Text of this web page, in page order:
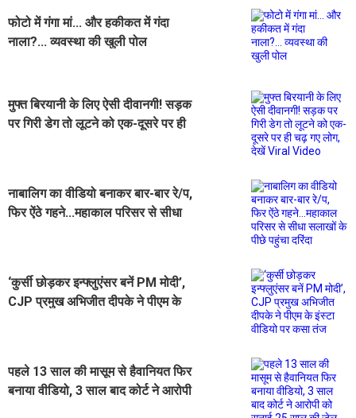
फोटो में गंगा मां... और हकीकत में गंदा
नाला?... व्यवस्था की खुली पोल
मुफ्त बिरयानी के लिए ऐसी दीवानगी! सड़क
पर गिरी डेग तो लूटने को एक-दूसरे पर ही
नाबालिग का वीडियो बनाकर बार-बार रे/प,
फिर ऐंठे गहने...महाकाल परिसर से सीधा
‘कुर्सी छोड़कर इन्फ्लुएंसर बनें PM मोदी’,
CJP प्रमुख अभिजीत दीपके ने पीएम के
पहले 13 साल की मासूम से हैवानियत फिर
बनाया वीडियो, 3 साल बाद कोर्ट ने आरोपी